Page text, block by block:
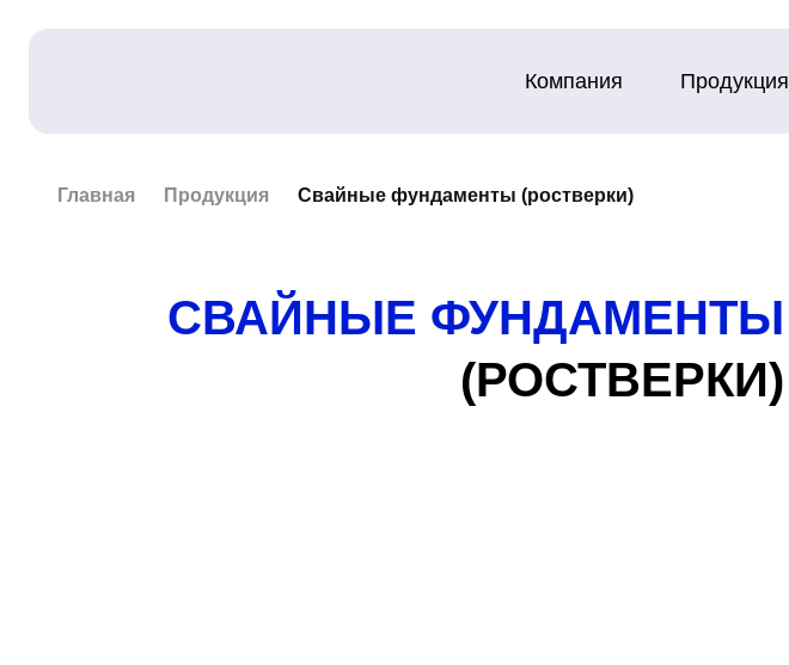
Компания Продукция
Главная Продукция Свайные фундаменты (ростверки)
СВАЙНЫЕ ФУНДАМЕНТЫ
(РОСТВЕРКИ)